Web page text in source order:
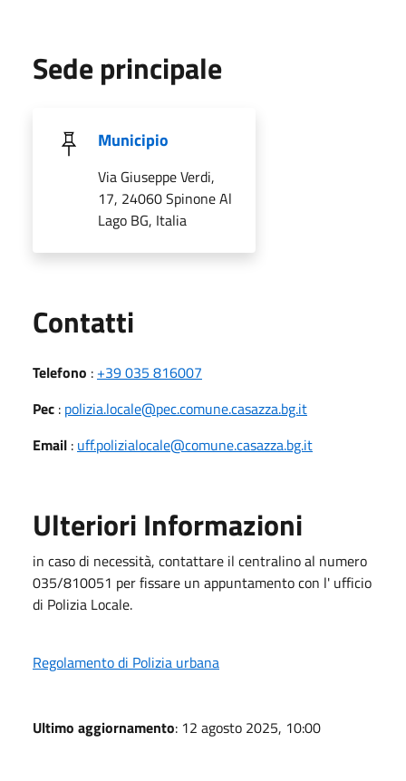
Sede principale
Municipio
Via Giuseppe Verdi,
17, 24060 Spinone Al
Lago BG, Italia
Contatti
Telefono : +39 035 816007
Pec : polizia.locale@pec.comune.casazza.bg.it
Email : uff.polizialocale@comune.casazza.bg.it
Ulteriori Informazioni
in caso di necessità, contattare il centralino al numero
035/810051 per fissare un appuntamento con l' ufficio
di Polizia Locale.
Regolamento di Polizia urbana
Ultimo aggiornamento: 12 agosto 2025, 10:00